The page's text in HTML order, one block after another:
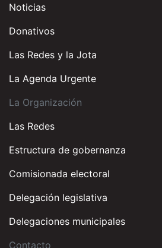
Noticias
Donativos
Las Redes y la Jota
La Agenda Urgente
La Organización
Las Redes
Estructura de gobernanza
Comisionada electoral
Delegación legislativa
Delegaciones municipales
Contacto